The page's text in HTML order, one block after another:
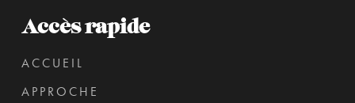
Accès rapide
ACCUEIL
APPROCHE